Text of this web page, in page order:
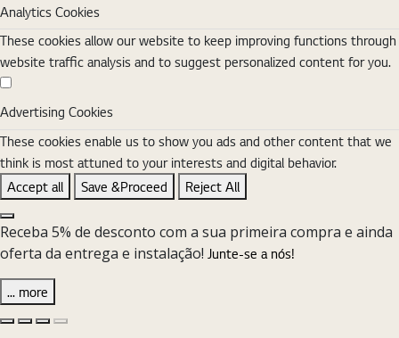
Analytics Cookies
These cookies allow our website to keep improving functions through
website traffic analysis and to suggest personalized content for you.
Advertising Cookies
Advertising Cookies
These cookies enable us to show you ads and other content that we
think is most attuned to your interests and digital behavior.
Accept all
Save &Proceed Reject All
Close the Cookie Setting banner
Receba 5% de desconto com a sua primeira compra e ainda
oferta da entrega e instalação! Junte-se a nós!
... more